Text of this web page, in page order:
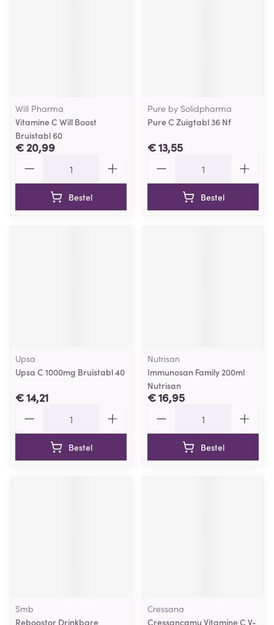
Will Pharma
Vitamine C Will Boost
Bruistabl 60
€ 20,99
Bestel
Pure by Solidpharma
Pure C Zuigtabl 36 Nf
€ 13,55
Bestel
Upsa
Upsa C 1000mg Bruistabl 40
€ 14,21
Bestel
Nutrisan
Immunosan Family 200ml
Nutrisan
€ 16,95
Bestel
Smb
Reboostor Drinkbare
Cressana
Cressancamu Vitamine C V-